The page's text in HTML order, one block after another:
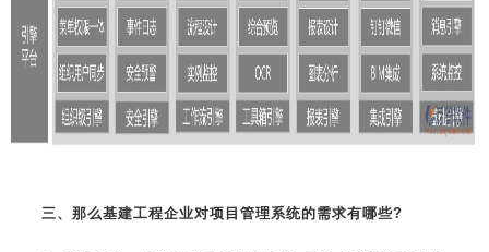
三、那么基建工程企业对项目管理系统的需求有哪些?